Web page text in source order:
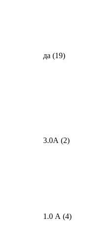
да (19)
3.0A (2)
1.0 А (4)